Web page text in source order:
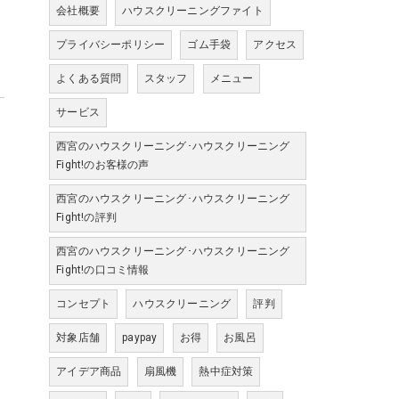
会社概要 ハウスクリーニングファイト
プライバシーポリシー ゴム手袋 アクセス
よくある質問 スタッフ メニュー
サービス
西宮のハウスクリーニング･ハウスクリーニング
Fight!のお客様の声
西宮のハウスクリーニング･ハウスクリーニング
Fight!の評判
西宮のハウスクリーニング･ハウスクリーニング
Fight!の口コミ情報
コンセプト ハウスクリーニング 評判
対象店舗 paypay お得 お風呂
アイデア商品 扇風機 熱中症対策